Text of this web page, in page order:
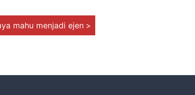
mahu menjadi ejen >